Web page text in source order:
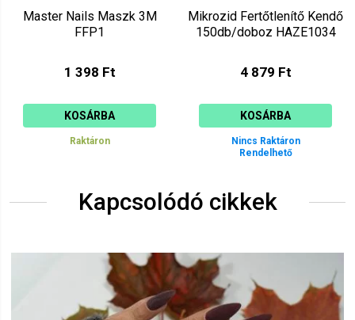
Master Nails Maszk 3M
FFP1
1 398 Ft
KOSÁRBA
Raktáron
Mikrozid Fertőtlenítő Kendő
150db/doboz HAZE1034
4 879 Ft
KOSÁRBA
Nincs Raktáron
Rendelhető
Kapcsolódó cikkek